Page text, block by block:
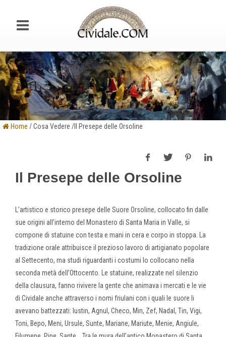
Home / Cosa Vedere /Il Presepe delle Orsoline
Il Presepe delle Orsoline
L’artistico e storico presepe delle Suore Orsoline, collocato fin dalle
sue origini all’interno del Monastero di Santa Maria in Valle, si
compone di statuine con testa e mani in cera e corpo in stoppa. La
tradizione orale attribuisce il prezioso lavoro di artigianato popolare
al Settecento, ma studi riguardanti i costumi lo collocano nella
seconda metà dell’Ottocento. Le statuine, realizzate nel silenzio
della clausura, fanno rivivere la gente che animava i mercati e le vie
di Cividale anche attraverso i nomi friulani con i quali le suore li
avevano battezzati: Iustin, Agnul, Checo, Min, Zef, Nadal, Tin, Vigi,
Toni, Bepo, Meni, Ursule, Sunte, Mariane, Mariute, Menie, Angiule,